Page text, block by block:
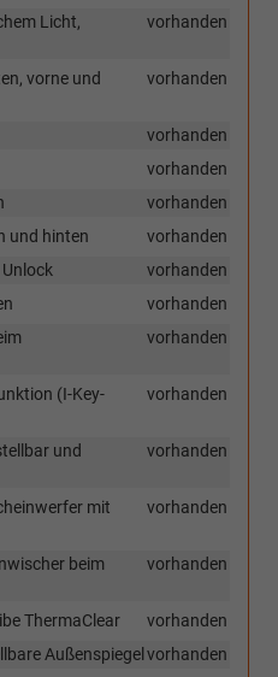
vorhanden
Licht,
vorhanden
vorne und
vorhanden
vorhanden
vorhanden
vorhanden
und hinten
vorhanden
vorhanden
vorhanden
vorhanden
(I-Key-
vorhanden
und
vorhanden
mit
vorhanden
beim
vorhanden
ThermaClear
vorhanden
Außenspiegel